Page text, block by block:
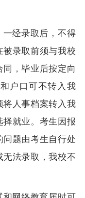
经录取后，不得
录取前须与我校
，毕业后按定向
户口可不转入我
将人事档案转入我
就业。考生因报
题由考生自行处
法录取，我校不